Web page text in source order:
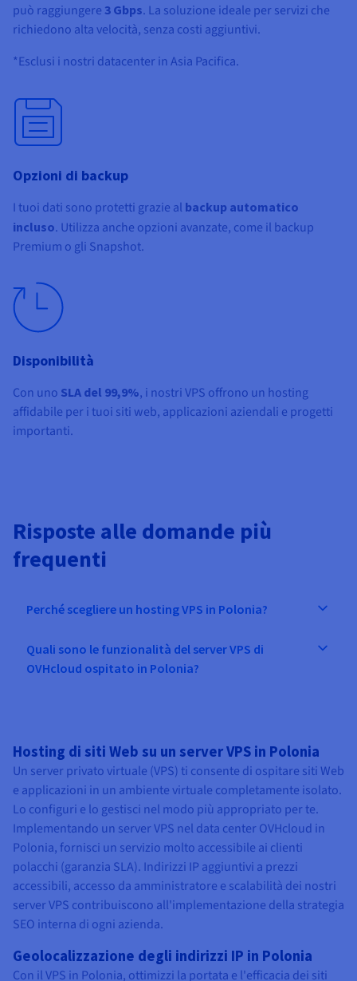
può raggiungere 3 Gbps. La soluzione ideale per servizi che
richiedono alta velocità, senza costi aggiuntivi.
*Esclusi i nostri datacenter in Asia Pacifica.
Opzioni di backup
I tuoi dati sono protetti grazie al backup automatico
incluso. Utilizza anche opzioni avanzate, come il backup
Premium o gli Snapshot.
Disponibilità
Con uno SLA del 99,9%, i nostri VPS offrono un hosting
affidabile per i tuoi siti web, applicazioni aziendali e progetti
importanti.
Risposte alle domande più
frequenti
Perché scegliere un hosting VPS in Polonia?
Quali sono le funzionalità del server VPS di
OVHcloud ospitato in Polonia?
Hosting di siti Web su un server VPS in Polonia
Un server privato virtuale (VPS) ti consente di ospitare siti Web
e applicazioni in un ambiente virtuale completamente isolato.
Lo configuri e lo gestisci nel modo più appropriato per te.
Implementando un server VPS nel data center OVHcloud in
Polonia, fornisci un servizio molto accessibile ai clienti
polacchi (garanzia SLA). Indirizzi IP aggiuntivi a prezzi
accessibili, accesso da amministratore e scalabilità dei nostri
server VPS contribuiscono all'implementazione della strategia
SEO interna di ogni azienda.
Geolocalizzazione degli indirizzi IP in Polonia
Con il VPS in Polonia, ottimizzi la portata e l'efficacia dei siti